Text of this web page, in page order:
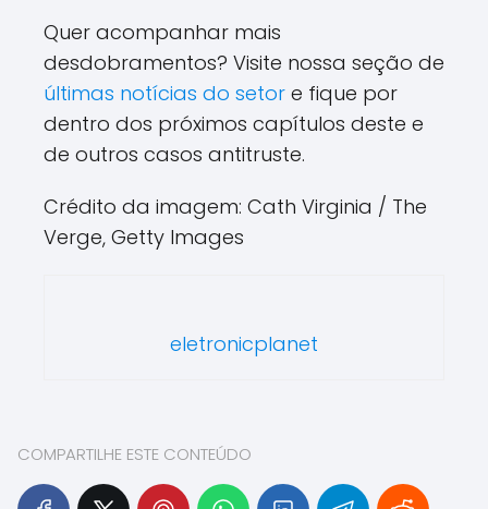
Quer acompanhar mais
desdobramentos? Visite nossa seção de
últimas notícias do setor e fique por
dentro dos próximos capítulos deste e
de outros casos antitruste.
Crédito da imagem: Cath Virginia / The
Verge, Getty Images
eletronicplanet
COMPARTILHE ESTE CONTEÚDO